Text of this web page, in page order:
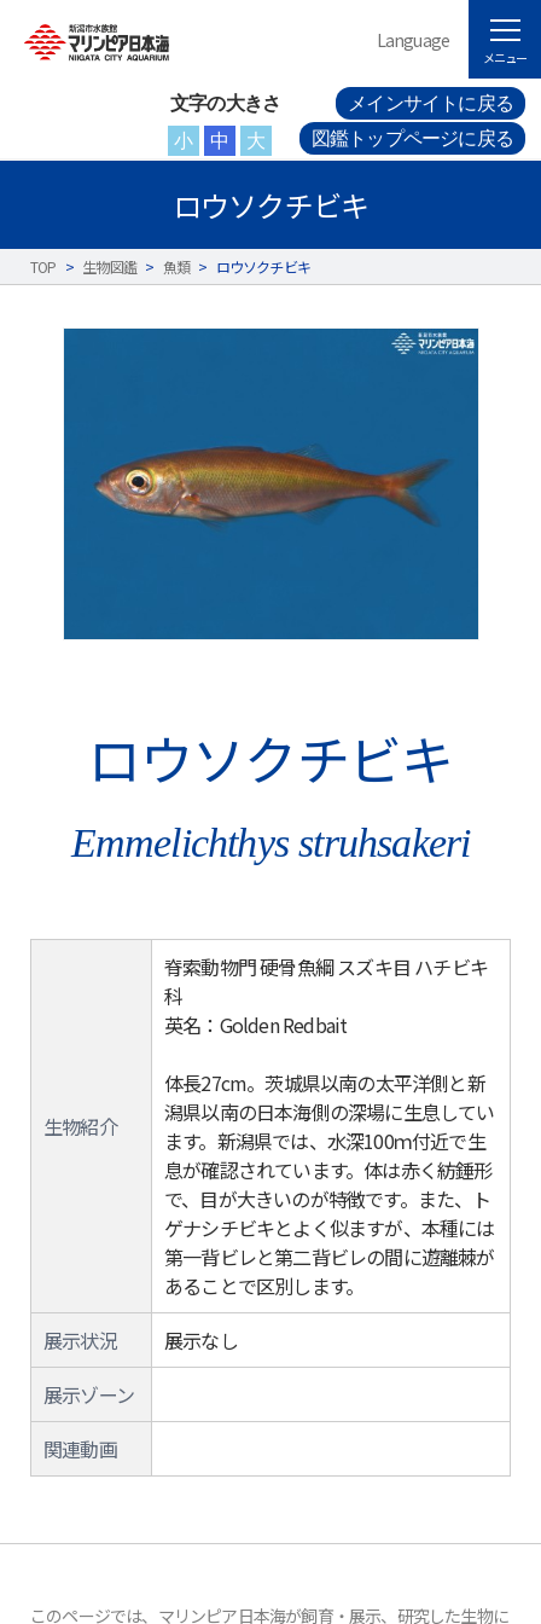
文字の大きさ
小
中 大
メインサイトに戻る
図鑑トップページに戻る
Language
メニュー
ロウソクチビキ
TOP > 生物図鑑 > 魚類 > ロウソクチビキ
ロウソクチビキ
Emmelichthys struhsakeri
生物紹介
脊索動物門 硬骨魚綱 スズキ目 ハチビキ
科
英名：Golden Redbait
体長27cm。茨城県以南の太平洋側と新
潟県以南の日本海側の深場に生息してい
ます。新潟県では、水深100ｍ付近で生
息が確認されています。体は赤く紡錘形
で、目が大きいのが特徴です。また、ト
ゲナシチビキとよく似ますが、本種には
第一背ビレと第二背ビレの間に遊離棘が
あることで区別します。
展示状況
展示なし
展示ゾーン
関連動画
このページでは、マリンピア日本海が飼育・展示、研究した生物に